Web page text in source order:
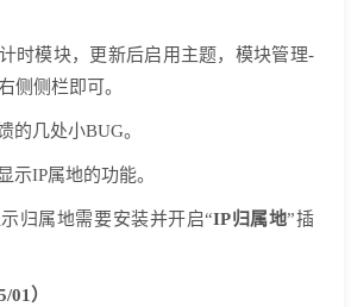
时模块，更新后启用主题，模块管理-
侧侧栏即可。
的几处小BUG。
示IP属地的功能。
归属地需要安装并开启“IP归属地”插
01）